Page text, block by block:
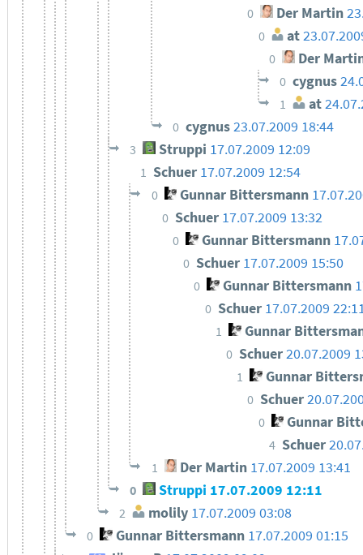
0 Der Martin
0 at
0 Der
0 cygnus
1 at
0 cygnus23.07.2009 18:44
3 Struppi 17.07.2009 12:09
1 Schuer 17.07.2009 12:54
0 Gunnar Bittersmann
0 Schuer 17.07.2009 13:32
0 Gunnar Bittersmann
0 Schuer 17.07.2009 15:50
0 Gunnar Bittersmann
0 Schuer 17.07.2009
1 Gunnar
0 Schuer20.07.2009
1 Gunnar
0 Schuer
0 Gunnar
4 Schuer
1 Der Martin 17.07.2009 13:41
0 Struppi 17.07.2009 12:11
2 molily 17.07.2009 03:08
0 Gunnar Bittersmann 17.07.2009 01:15